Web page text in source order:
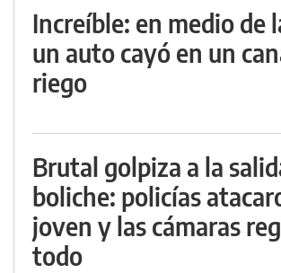
Increíble: en medio de
un auto cayó en un
riego
Brutal golpiza a la
boliche: policías
joven y las cámaras
todo